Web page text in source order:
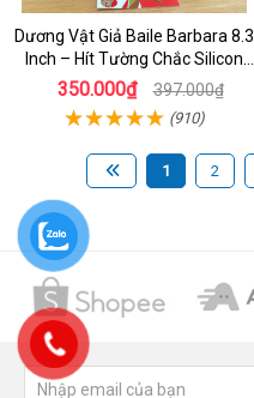
Dương Vật Giả Baile Barbara 8.3
Inch – Hít Tường Chắc Silicon
Giống Thật Cực Phê Cho Nữ Giới
350.000₫ 397.000₫
(910)
1 2